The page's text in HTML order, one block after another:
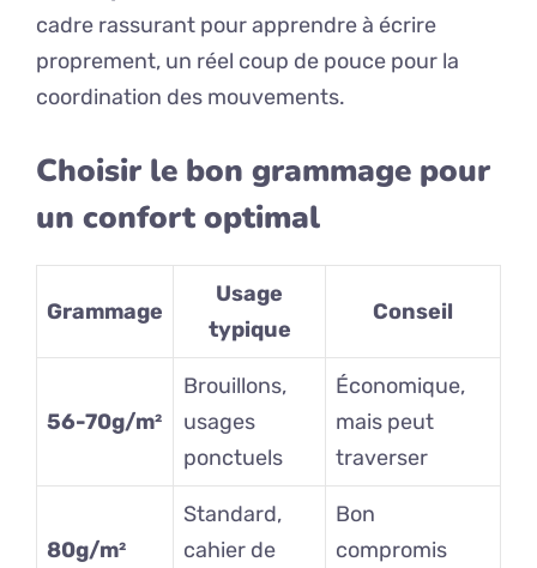
cadre rassurant pour apprendre à écrire
proprement, un réel coup de pouce pour la
coordination des mouvements.
Choisir le bon grammage pour
un confort optimal
Grammage
Usage
typique
Conseil
56-70g/m²
Brouillons,
usages
ponctuels
Économique,
mais peut
traverser
80g/m²
Standard,
cahier de
Bon
compromis